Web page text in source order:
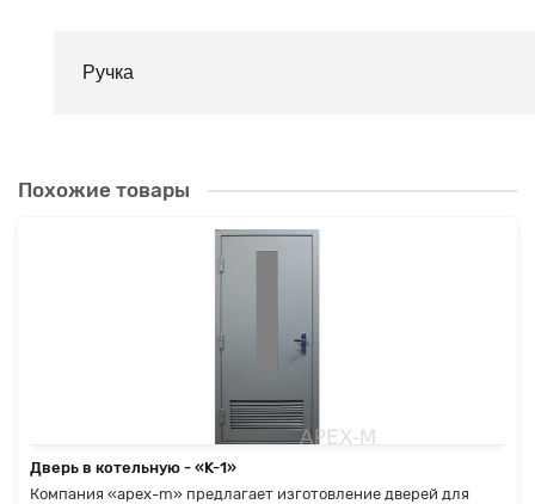
Ручка
Похожие товары
Дверь в котельную - «K-1»
Компания «apex-m» предлагает изготовление дверей для